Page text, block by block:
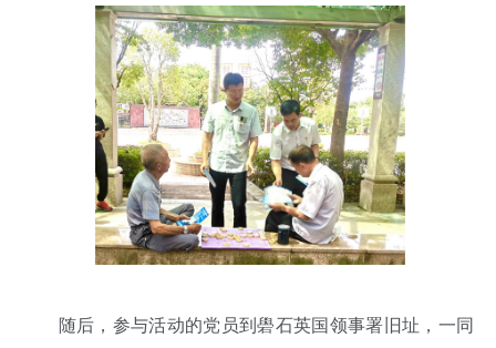
随后，参与活动的党员到礐石英国领事署旧址，一同